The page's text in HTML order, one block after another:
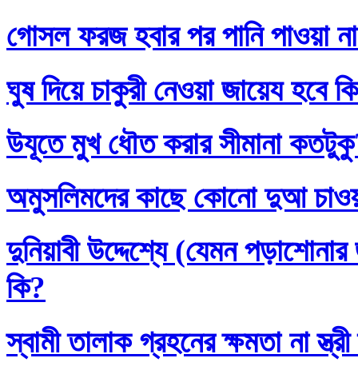
গোসল ফরজ হবার পর পানি পাওয়া
ঘুষ দিয়ে চাকুরী নেওয়া জায়েয হবে
উযূতে মুখ ধৌত করার সীমানা
অমুসলিমদের কাছে কোনো দুআ
দুনিয়াবী উদ্দেশ্যে (যেমন
কি?
স্বামী তালাক গ্রহনের ক্ষমতা না